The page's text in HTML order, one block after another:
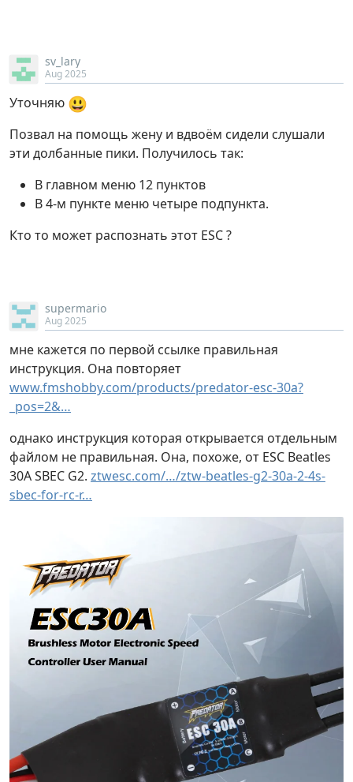
sv_lary
Aug 2025
Уточняю 😃
Позвал на помощь жену и вдвоём сидели слушали
эти долбанные пики. Получилось так:
В главном меню 12 пунктов
В 4-м пункте меню четыре подпункта.
Кто то может распознать этот ESC ?
supermario
Aug 2025
мне кажется по первой ссылке правильная
инструкция. Она повторяет
www.fmshobby.com/products/predator-esc-30a?
_pos=2&…
однако инструкция которая открывается отдельным
файлом не правильная. Она, похоже, от ESC Beatles
30A SBEC G2. ztwesc.com/…/ztw-beatles-g2-30a-2-4s-
sbec-for-rc-r…